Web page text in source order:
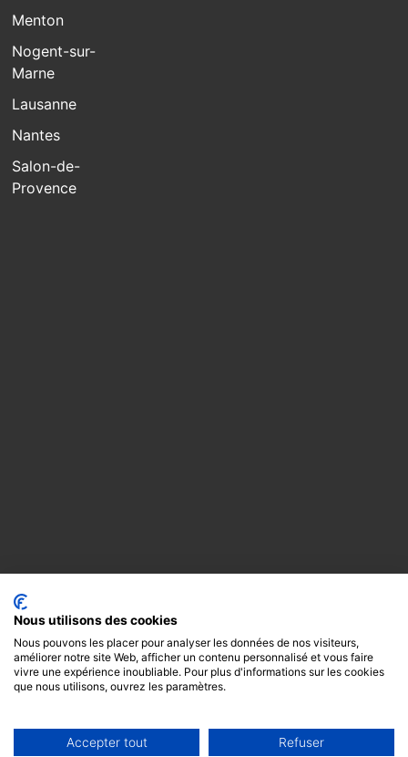
Menton
Nogent-sur-
Marne
Lausanne
Nantes
Salon-de-
Provence
Copyright Mentions
Nous utilisons des cookies
Nous pouvons les placer pour analyser les données de nos visiteurs,
améliorer notre site Web, afficher un contenu personnalisé et vous faire
vivre une expérience inoubliable. Pour plus d'informations sur les cookies
que nous utilisons, ouvrez les paramètres.
Accepter tout Refuser